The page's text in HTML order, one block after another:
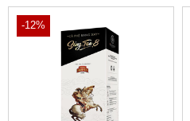
-12%